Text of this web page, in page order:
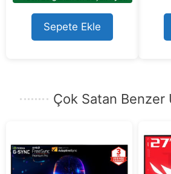
o
f
5
Sepete Ekle
Çok Satan Benzer